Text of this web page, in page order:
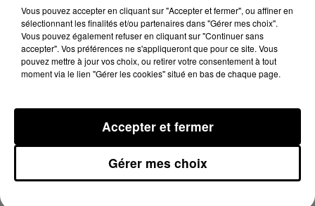
5 novembre 2024 - 2 min 29 sec
LES INFOS DU LOT DU 05/11/2024 À 15H00
05/11/2024
Vous pouvez accepter en cliquant sur "Accepter et fermer", ou affiner en
sélectionnant les finalités et/ou partenaires dans "Gérer mes choix".
Vous pouvez également refuser en cliquant sur "Continuer sans
accepter". Vos préférences ne s'appliqueront que pour ce site. Vous
pouvez mettre à jour vos choix, ou retirer votre consentement à tout
moment via le lien "Gérer les cookies" situé en bas de chaque page.
Gérer mes choix
Accepter et fermer